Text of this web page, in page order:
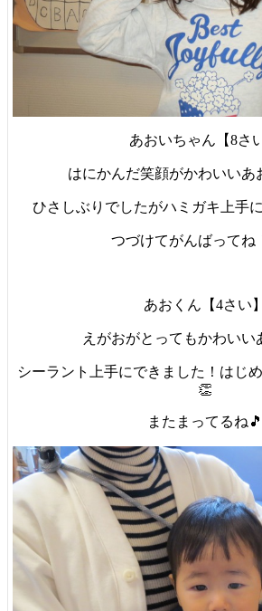
あおいちゃん【8さい
はにかんだ笑顔がかわいいあ
ひさしぶりでしたがハミガキ上手
つづけてがんばってね
あおくん【4さい】
えがおがとってもかわいい
シーラント上手にできました！はじ
👏
またまってるね🎵